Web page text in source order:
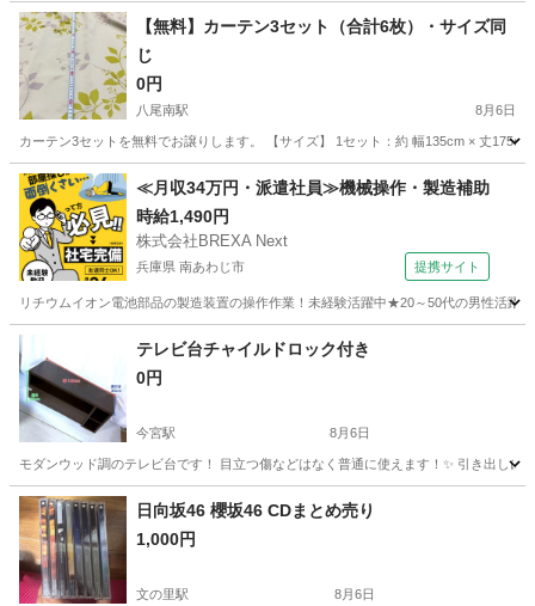
【無料】カーテン3セット（合計6枚）・サイズ同
じ
0円
八尾南駅 8月6日
カーテン3セットを無料でお譲りします。 【サイズ】 1セット：約 幅135cm × 丈
大阪 八尾市 八尾南駅 カーペット/マット/ラグ カーテン
≪月収34万円・派遣社員≫機械操作・製造補助
時給1,490円
株式会社BREXA Next
兵庫県 南あわじ市 提携サイト
リチウムイオン電池部品の製造装置の操作作業！未経験活躍中★20～50代の男性活
その他
テレビ台チャイルドロック付き
0円
今宮駅 8月6日
モダンウッド調のテレビ台です！ 目立つ傷などはなく普通に使えます！✨ 引き出し
大阪 大阪市 今宮駅 収納家具
日向坂46 櫻坂46 CDまとめ売り
1,000円
文の里駅 8月6日